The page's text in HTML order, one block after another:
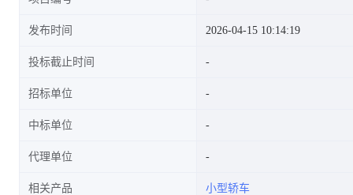
发布时间 2026-04-15 10:14:19
投标截止时间
招标单位
中标单位
代理单位
相关产品 小型轿车